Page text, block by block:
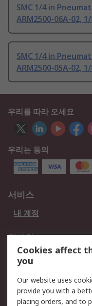
SMC 1/4 in
ARM2500-06A-02,
SMC 1/4 in
ARM2500-05A-02,
우리를 따라 오세요
우리는 동의
서비스
내 계정
적법한
개인 정보 보호 정책
웹사이트 사용 약관
회사 소개
Cookies affect
you
Our website uses
provide you with a
placing orders, and to